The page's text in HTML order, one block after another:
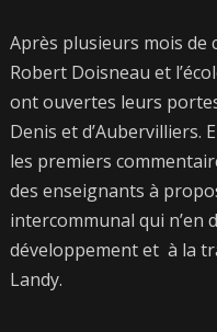
Après plusieurs mois de
Robert Doisneau et
ont ouvertes leurs
Denis et d’Aubervilliers.
les premiers
des enseignants à
intercommunal qui n’en
développement et à la
Landy.